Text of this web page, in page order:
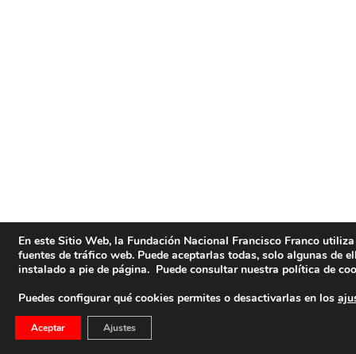
En este Sitio Web, la Fundación Nacional Francisco Franco
fuentes de tráfico web. Puede aceptarlas todas, solo algunas de
instalado a pie de página. Puede consultar nuestra política de
Puedes configurar qué cookies permites o desactivarlas en los
Aceptar Ajustes